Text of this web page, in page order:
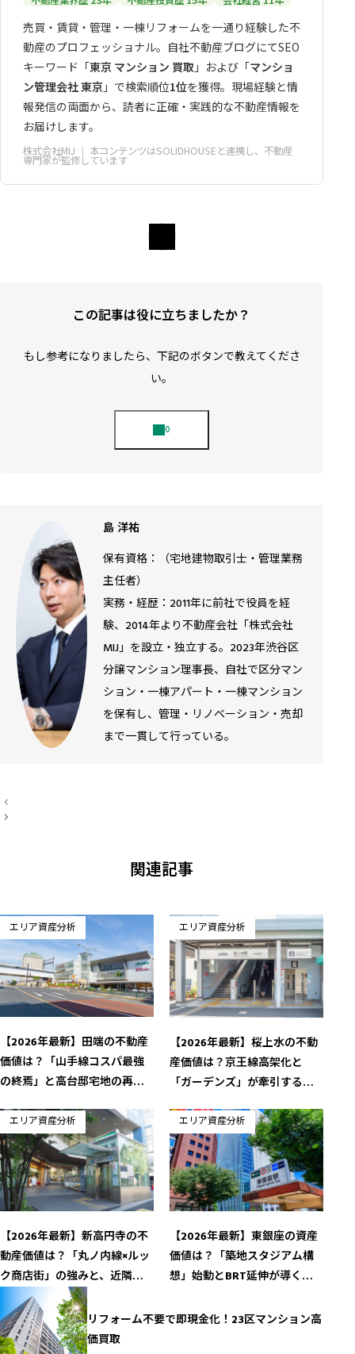
売買・賃貸・管理・一棟リフォームを一通り経験した不
動産のプロフェッショナル。自社不動産ブログにてSEO
キーワード「東京 マンション 買取 」および「マンショ
ン管理会社 東京 」で検索順位1位を獲得。現場経験と情
報発信の両面から、読者に正確・実践的な不動産情報を
お届けします。
株式会社MIJ ｜ 本コンテンツはSOLIDHOUSEと連携し、不動産
専門家が監修しています
この記事は役に立ちましたか？
もし参考になりましたら、下記のボタンで教えてくださ
い。
島 洋祐
保有資格：（宅地建物取引士・管理業務
主任者）
実務・経歴：2011年に前社で役員を経
験、2014年より不動産会社「株式会社
MIJ」を設立・独立する。2023年渋谷区
分譲マンション理事長、自社で区分マン
ション・一棟アパート・一棟マンション
を保有し、管理・リノベーション・売却
まで一貫して行っている。
投
稿
関連記事
エリア資産分析
【2026年最新】田端の不動産
価値は？「山手線コスパ最強
の終焉」と高台邸宅地の再評
エリア資産分析
【2026年最新】桜上水の不動
産価値は？京王線高架化と
「ガーデンズ」が牽引する資
エリア資産分析
【2026年最新】新高円寺の不
動産価値は？「丸ノ内線×ルッ
ク商店街」の強みと、近隣エ
リア再開発の波及が導く資産
価値の現在地
エリア資産分析
【2026年最新】東銀座の資産
価値は？「築地スタジアム構
想」始動とBRT延伸が導く高
リフォーム不要で即現金化！23区マンション高
価買取